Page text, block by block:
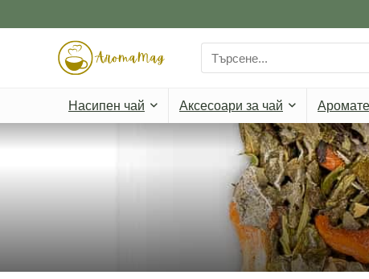
Search
for:
Насипен чай Аксесоари за чай